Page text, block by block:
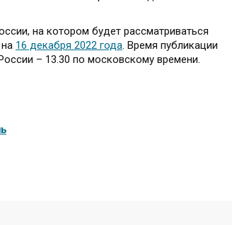
на котором будет рассматриваться
16 декабря 2022 года. Время публикации
– 13.30 по московскому времени.